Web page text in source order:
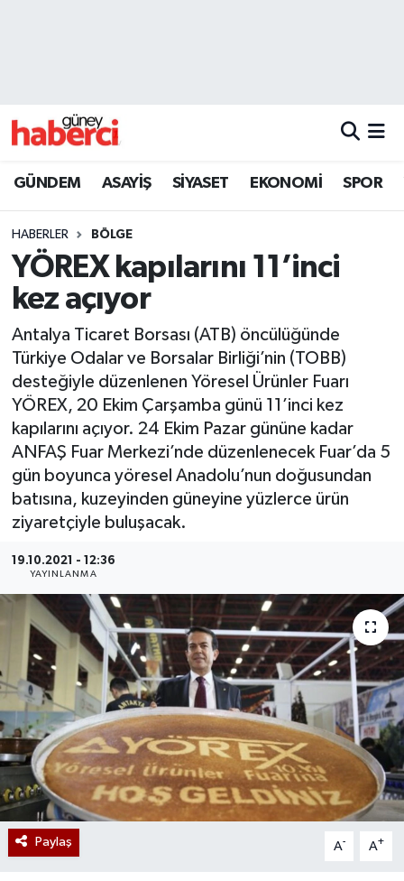
GÜNDEM ASAYİŞ SİYASET EKONOMİ SPOR
HABERLER BÖLGE
YÖREX kapılarını 11’inci
kez açıyor
Antalya Ticaret Borsası (ATB) öncülüğünde
Türkiye Odalar ve Borsalar Birliği’nin (TOBB)
desteğiyle düzenlenen Yöresel Ürünler Fuarı
YÖREX, 20 Ekim Çarşamba günü 11’inci kez
kapılarını açıyor. 24 Ekim Pazar gününe kadar
ANFAŞ Fuar Merkezi’nde düzenlenecek Fuar’da 5
gün boyunca yöresel Anadolu’nun doğusundan
batısına, kuzeyinden güneyine yüzlerce ürün
ziyaretçiyle buluşacak.
19.10.2021 - 12:36
YAYINLANMA
Paylaş A- A+
Beyoğlu Trafik Yoğunluk Haritası
Son Dakika Haberleri
Haber Arşivi